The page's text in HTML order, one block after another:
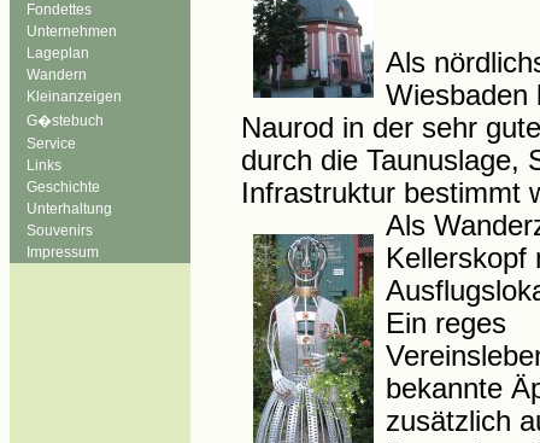
Fondettes
Unternehmen
Lageplan
Wandern
Kleinanzeigen
G�stebuch
Service
Links
Geschichte
Unterhaltung
Souvenirs
Impressum
Als
Wiesbaden
Naurod in der sehr
durch die Taunuslage,
Infrastruktur bestimmt
Als
Kellerskopf
Ein reges
bekannte
zusätzlich